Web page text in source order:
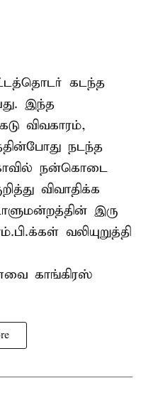
கடந்த
இந்த
விவகாரம்,
நடந்த
நன்கொடை
விவாதிக்க
இரு
வலியுறுத்தி
காங்கிரஸ்